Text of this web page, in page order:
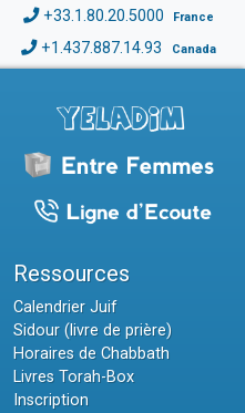
+33.1.80.20.5000 France
+1.437.887.14.93 Canada
Ressources
Calendrier Juif
Sidour (livre de prière)
Horaires de Chabbath
Livres Torah-Box
Inscription